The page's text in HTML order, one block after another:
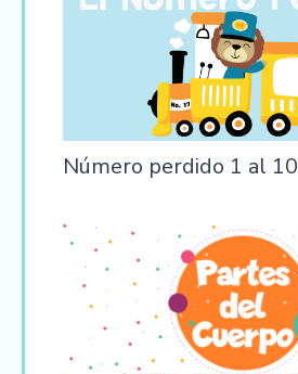
Número perdido 1 al 10